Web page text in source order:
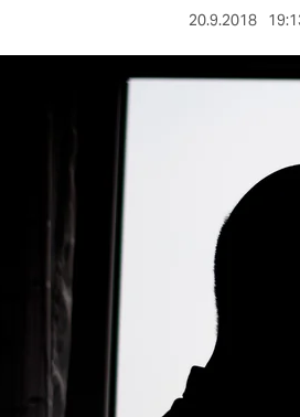
wahrheit
veranstaltungen
fragen & hilfe
20.9.2018